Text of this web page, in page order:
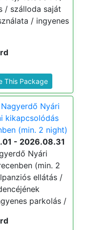
/ szálloda saját
/ ingyenes
This Package
Nyári
kikapcsolódás
(min. 2 night)
- 2026.08.31
Nyári
(min. 2
ellátás /
parkolás /